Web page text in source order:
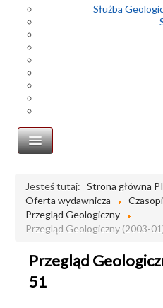
Służba
Wydawnictwa
Atlasy i mapy
Książki
Czasopisma
Jesteś tutaj: Strona główna
Oferta wydawnicza
Przegląd Geologiczny
Przegląd Geologiczny (2003-
Przegląd
51